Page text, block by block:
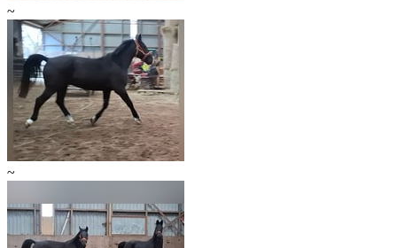
~
~